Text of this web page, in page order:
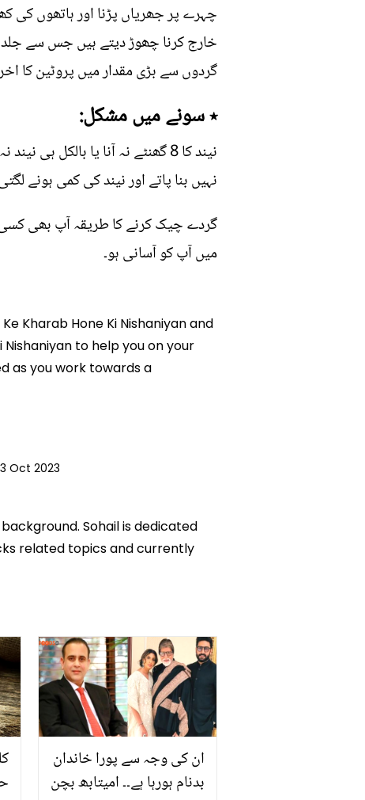
چہرے پر جھریاں پڑنا اور ہاتھوں کی
خارج کرنا چھوڑ دیتے ہیں جس سے جلد
گردوں سے بڑی مقدار میں پروٹین کا
٭ سونے میں مشکل:
نیند کا 8 گھنٹے نہ آنا یا
نہیں بنا پاتے اور نیند کی کمی ہونے
گردے چیک کرنے کا طریقہ آپ بھی کسی
میں آپ کو آسانی ہو۔
Kharab Hone Ki Nishaniyan and
to help you on your
as you work towards a
Oct 2023
Sohail is dedicated
related topics and currently
ان کی وجہ سے پورا خاندان
بدنام ہورہا ہے۔۔ امیتابھ بچن